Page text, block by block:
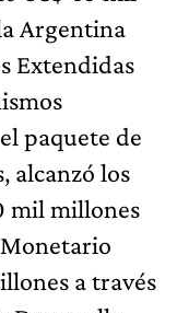
Argentina
Extendidas
paquete de
alcanzó los
mil millones
a través